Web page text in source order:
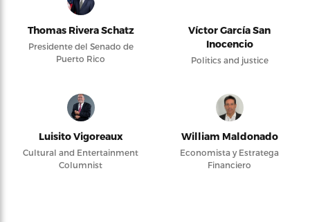
Thomas Rivera Schatz
Presidente del Senado de
Puerto Rico
Víctor García San
Inocencio
Politics and justice
Luisito Vigoreaux
Cultural and Entertainment
Columnist
William Maldonado
Economista y Estratega
Financiero